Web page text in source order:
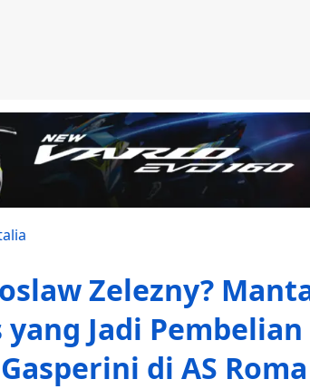
Zelezny?
yang Jadi
Gasperini di AS Roma